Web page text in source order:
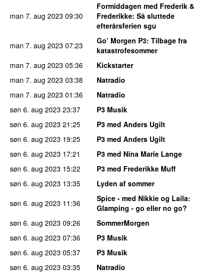
man 7. aug 2023 09:30
Formiddagen med Frederik &
Frederikke: Så sluttede
efterårsferien sgu
man 7. aug 2023 07:23 Go’ Morgen P3: Tilbage fra
katastrofesommer
man 7. aug 2023 05:36
Kickstarter
man 7. aug 2023 03:38
Natradio
man 7. aug 2023 01:36
Natradio
søn 6. aug 2023 23:37
P3 Musik
søn 6. aug 2023 21:25
P3 med Anders Ugilt
søn 6. aug 2023 19:25
P3 med Anders Ugilt
søn 6. aug 2023 17:21
P3 med Nina Marie Lange
søn 6. aug 2023 15:22
P3 med Frederikke Muff
søn 6. aug 2023 13:35
Lyden af sommer
søn 6. aug 2023 11:36 Spice - med Nikkie og Laila:
Glamping - go eller no go?
søn 6. aug 2023 09:26
SommerMorgen
søn 6. aug 2023 07:36
P3 Musik
søn 6. aug 2023 05:37
P3 Musik
søn 6. aug 2023 03:35
Natradio